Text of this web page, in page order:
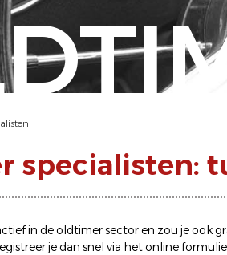
specialisten:
in de oldtimer sector en zou je ook
je dan snel via hetonline